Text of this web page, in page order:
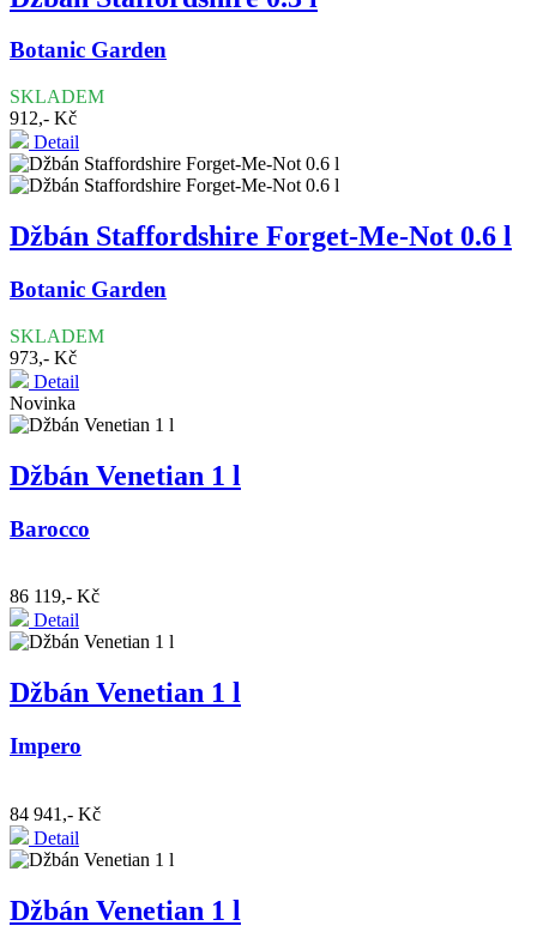
Botanic Garden
SKLADEM
912,- Kč
Detail
Džbán Staffordshire Forget-Me-Not 0.6 l
Botanic Garden
SKLADEM
973,- Kč
Detail
Novinka
Džbán Venetian 1 l
Barocco
86 119,- Kč
Detail
Džbán Venetian 1 l
Impero
84 941,- Kč
Detail
Džbán Venetian 1 l